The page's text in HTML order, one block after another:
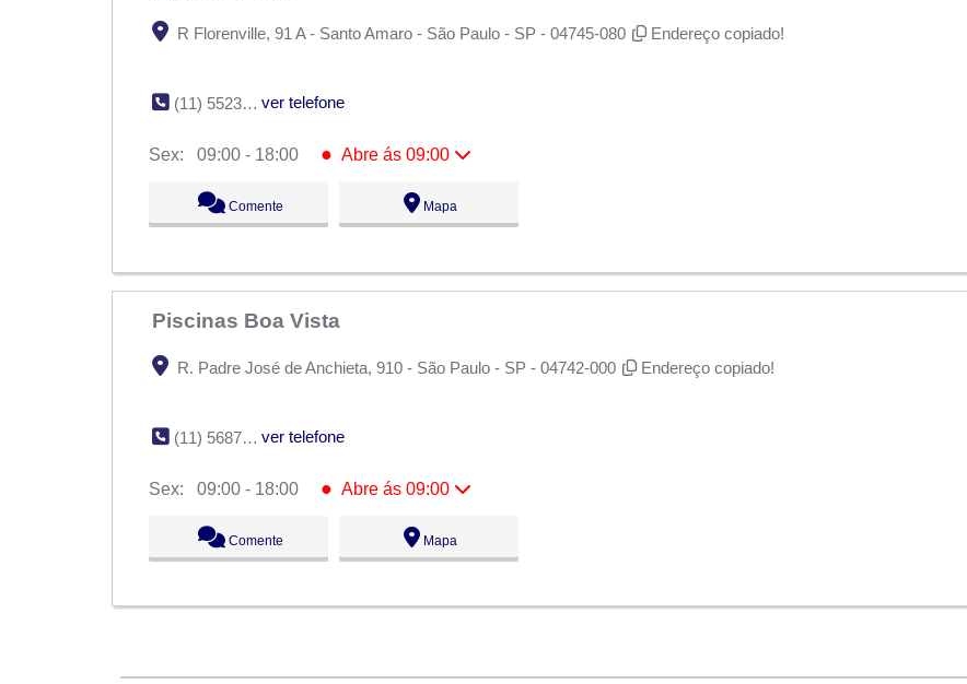
R Florenville, 91 A - Santo Amaro - São Paulo - SP - 04745-080 Endereço copiado!
(11) 5523-3640 ver telefone
Sex: 09:00 - 18:00 ● Abre ás 09:00
09:00 - 18:00
Qua:
09:00 - 18:00
Sex:
09:00 - 18:00 ●Abre ás 09:00
Sáb:
Fechado
Dom:
Fechado
Comente Mapa
Piscinas Boa Vista
R. Padre José de Anchieta, 910 - São Paulo - SP - 04742-000 Endereço copiado!
(11) 5687-2535 ver telefone
Sex: 09:00 - 18:00 ● Abre ás 09:00
09:00 - 18:00
Qua:
09:00 - 18:00
Sex:
09:00 - 18:00 ●Abre ás 09:00
Comente Mapa